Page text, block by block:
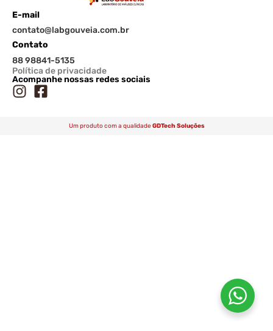
E-mail
contato@labgouveia.com.br
Contato
88 98841-5135
Política de privacidade
Acompanhe nossas redes sociais
Um produto com a qualidade GDTech Soluções